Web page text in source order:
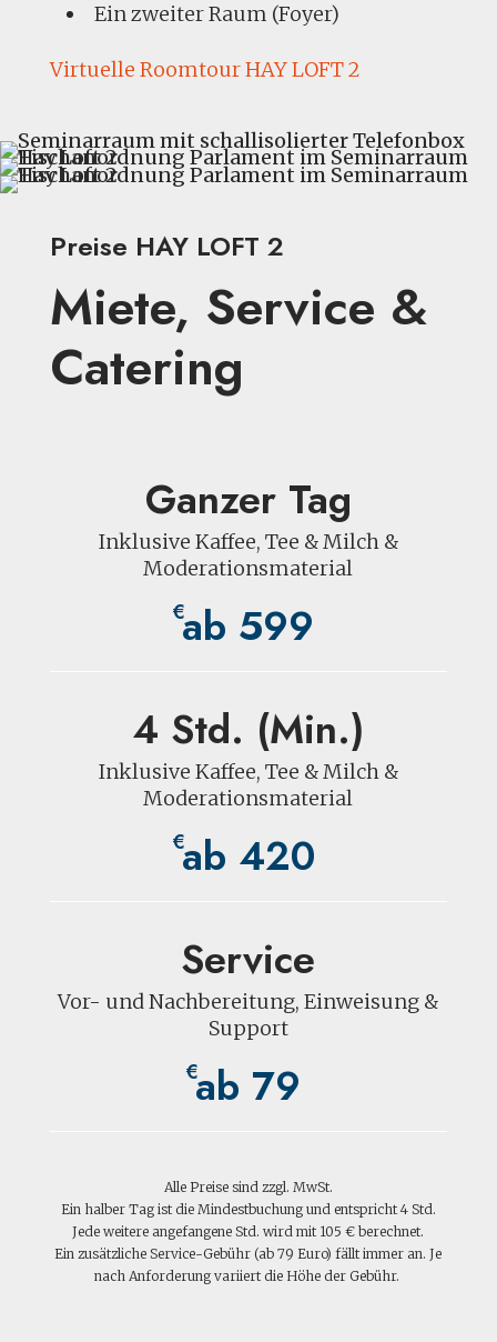
Ein zweiter Raum (Foyer)
Virtuelle Roomtour HAY LOFT 2
Preise HAY LOFT 2
Miete, Service &
Catering
Ganzer Tag
Inklusive Kaffee, Tee & Milch &
Moderationsmaterial
€ab 599
4 Std. (Min.)
Inklusive Kaffee, Tee & Milch &
Moderationsmaterial
€ab 420
Service
Vor- und Nachbereitung, Einweisung &
Support
€ab 79
Alle Preise sind zzgl. MwSt.
Ein halber Tag ist die Mindestbuchung und entspricht 4 Std.
Jede weitere angefangene Std. wird mit 105 € berechnet.
Ein zusätzliche Service-Gebühr (ab 79 Euro) fällt immer an. Je
nach Anforderung variiert die Höhe der Gebühr.